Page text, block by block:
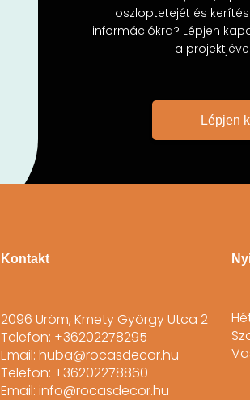
oszloptetejét és
információkra? Lépjen
a
Lépjen
Kontakt
2096 Üröm, Kmety György Utca 2
Telefon: +36202278295
Email: huba@rocasdecor.hu
Telefon: +36202278860
Email: info@rocasdecor.hu